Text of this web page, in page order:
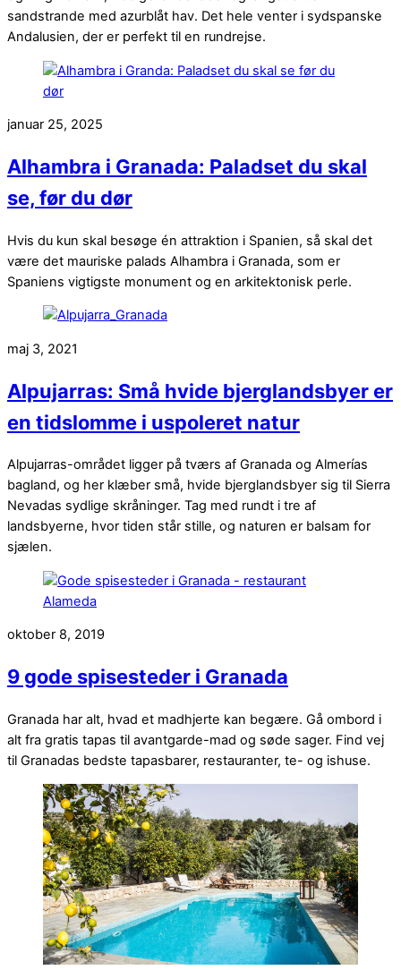
sandstrande med azurblåt hav. Det hele venter i sydspanske
Andalusien, der er perfekt til en rundrejse.
januar 25, 2025
Alhambra i Granada: Paladset du skal
se, før du dør
Hvis du kun skal besøge én attraktion i Spanien, så skal det
være det mauriske palads Alhambra i Granada, som er
Spaniens vigtigste monument og en arkitektonisk perle.
maj 3, 2021
Alpujarras: Små hvide bjerglandsbyer er
en tidslomme i uspoleret natur
Alpujarras-området ligger på tværs af Granada og Almerías
bagland, og her klæber små, hvide bjerglandsbyer sig til Sierra
Nevadas sydlige skråninger. Tag med rundt i tre af
landsbyerne, hvor tiden står stille, og naturen er balsam for
sjælen.
oktober 8, 2019
9 gode spisesteder i Granada
Granada har alt, hvad et madhjerte kan begære. Gå ombord i
alt fra gratis tapas til avantgarde-mad og søde sager. Find vej
til Granadas bedste tapasbarer, restauranter, te- og ishuse.